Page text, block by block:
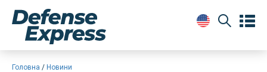
Головна Новини